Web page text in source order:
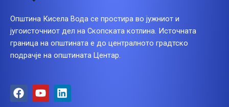
Општина Кисела Вода се простира во јужниот и
југоисточниот дел на Скопската котлина. Источната
граница на општината е до централното градтско
подрачје на општината Центар.
F
a
Y
o
L
i